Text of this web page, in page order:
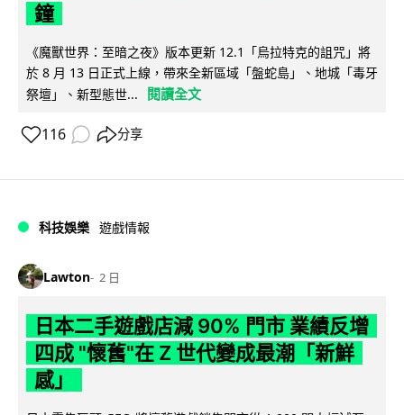
鐘
《魔獸世界：至暗之夜》版本更新 12.1「烏拉特克的詛咒」將
於 8 月 13 日正式上線，帶來全新區域「盤蛇島」、地城「毒牙
祭壇」、新型態世...
閱讀全文
116 分享
科技娛樂 遊戲情報
Lawton 2 日
日本二手遊戲店減 90% 門市 業績反增
四成 "懷舊"在 Z 世代變成最潮「新鮮
感」